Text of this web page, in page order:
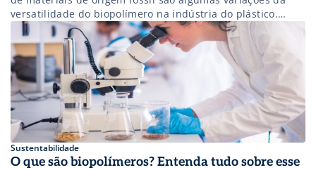
versatilidade do biopolímero na indústria do plástico.
Saiba mais!
Sustentabilidade
O que são biopolímeros? Entenda tudo sobre esse